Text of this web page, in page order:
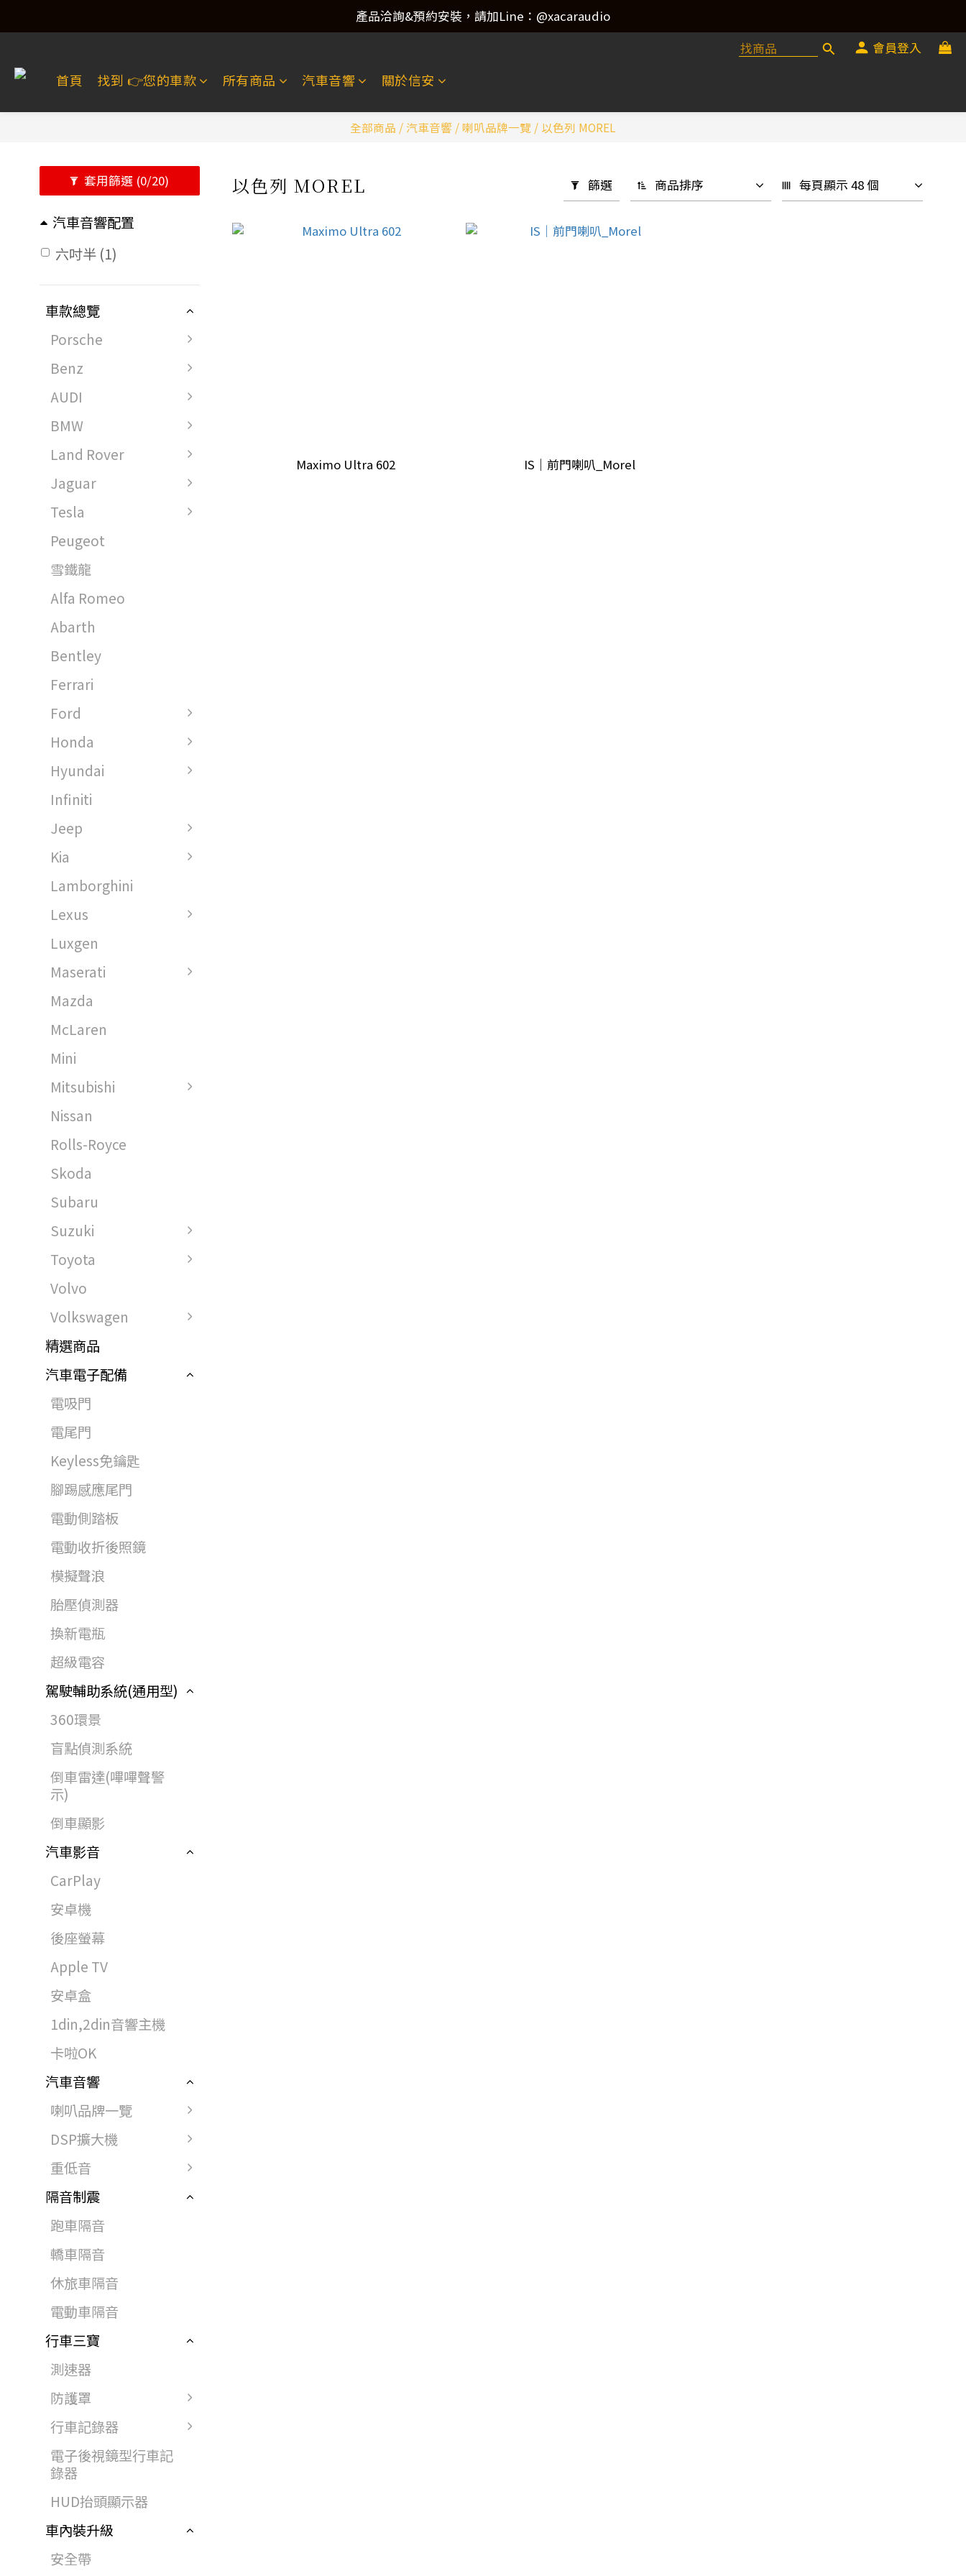
產品洽詢&預約安裝，請加Line：@xacaraudio
產品洽詢&預約安裝，請加Line：@xacaraudio
產品洽詢&預約安裝，請加Line：@xacaraudio
會員登入
首頁 找到 👉️您的車款 所有商品 汽車音響 關於信安
全部商品 / 汽車音響 /喇叭品牌一覽 / 以色列 MOREL
套用篩選 (0/20)
汽車音響配置
六吋半 (1)
車款總覽
Porsche
Benz
AUDI
BMW
Land Rover
Jaguar
Tesla
Peugeot
雪鐵龍
Alfa Romeo
Abarth
Bentley
Ferrari
Ford
Honda
Hyundai
Infiniti
Jeep
Kia
Lamborghini
Lexus
Luxgen
Maserati
Mazda
McLaren
Mini
Mitsubishi
Nissan
Rolls-Royce
Skoda
Subaru
Suzuki
Toyota
Volvo
Volkswagen
精選商品
汽車電子配備
電吸門
電尾門
Keyless免鑰匙
腳踢感應尾門
電動側踏板
電動收折後照鏡
模擬聲浪
胎壓偵測器
換新電瓶
超級電容
駕駛輔助系統(通用型)
360環景
盲點偵測系統
倒車雷達(嗶嗶聲警
示)
倒車顯影
汽車影音
CarPlay
安卓機
後座螢幕
Apple TV
安卓盒
1din,2din音響主機
卡啦OK
汽車音響
喇叭品牌一覽
DSP擴大機
重低音
隔音制震
跑車隔音
轎車隔音
休旅車隔音
電動車隔音
行車三寶
測速器
防護罩
行車記錄器
電子後視鏡型行車記
錄器
HUD抬頭顯示器
車內裝升級
安全帶
以色列 MOREL 篩選 商品排序 每頁顯示 48 個
Maximo Ultra 602 IS｜前門喇叭_Morel